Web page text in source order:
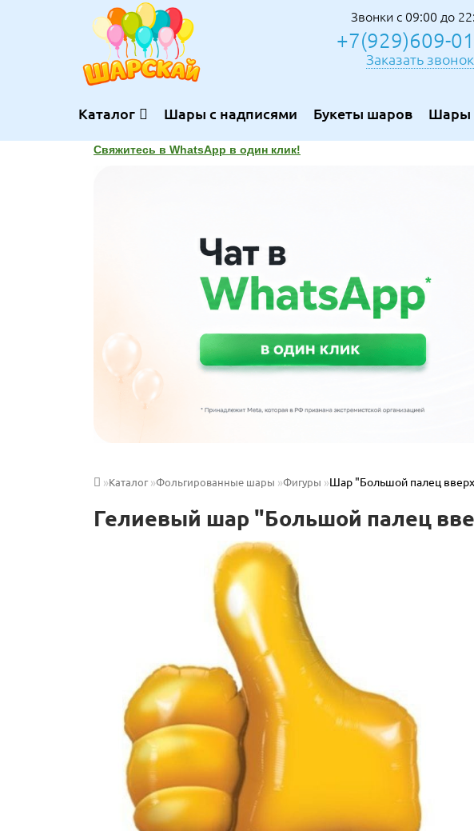
Звонки с 09:00 до
+7(929)609-
Заказать звонок
Каталог Шары с надписями Букеты шаров Шары
Свяжитесь в WhatsApp в один клик!
Каталог Фольгированные шары Фигуры Шар "Большой палец
Гелиевый шар "Большой палец